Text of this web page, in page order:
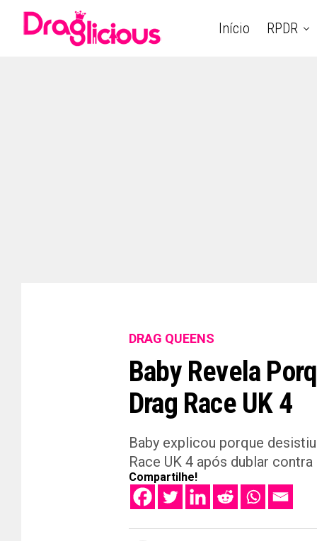
Início RPDR
DRAG QUEENS
Baby Revela
Drag Race UK 4
Baby explicou porque
Race UK 4 após dublar
Compartilhe!